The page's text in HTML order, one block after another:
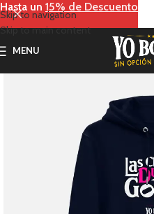
Skip to navigation
Skip to main content
MENU
Hasta un 15% de Descuento